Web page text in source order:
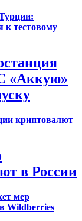
«Аккую»
в России